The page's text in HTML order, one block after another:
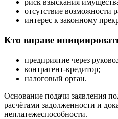
риск взыскания
отсутствие возможности
интерес к законному
Кто вправе
предприятие через
контрагент-кредитор;
налоговый орган.
Основание подачи заявления
расчётами задолженности и
неплатежеспособности.